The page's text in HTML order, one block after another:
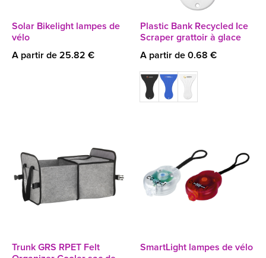
Solar Bikelight lampes de
vélo
A partir de 25.82 €
Plastic Bank Recycled Ice
Scraper grattoir à glace
A partir de 0.68 €
Trunk GRS RPET Felt
SmartLight lampes de vélo